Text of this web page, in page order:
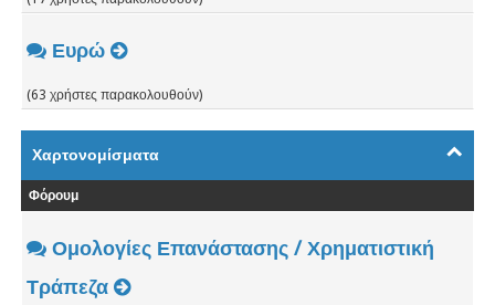
Ευρώ
(63 χρήστες παρακολουθούν)
Χαρτονομίσματα
Φόρουμ
Ομολογίες Επανάστασης / Χρηματιστική
Τράπεζα